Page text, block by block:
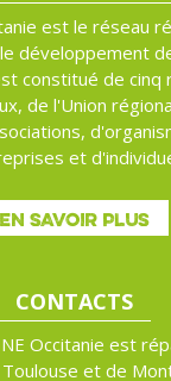
est le réseau
développement
constitué de cinq
de l'Union
et
EN SAVOIR PLUS
CONTACTS
Occitanie est
et de